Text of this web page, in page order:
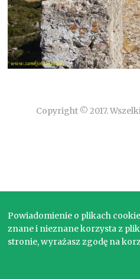
Copyright © 2017.
Powiadomienie o plikach
znane i nieznane korzysta z
stronie, wyrażasz zgodę na